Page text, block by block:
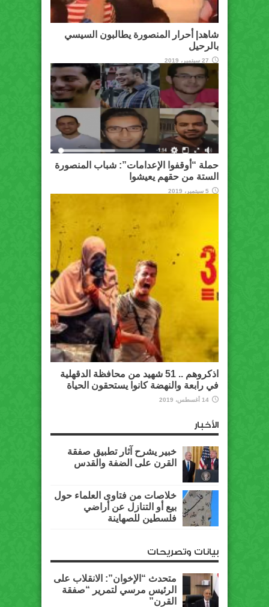
شاهد| أحرار المنصورة يطالبون السيسي
بالرحيل
27 سبتمبر، 2019
حملة “أوقفوا الإعدامات”: شباب المنصورة
الستة من حقهم يعيشوا
5 سبتمبر، 2019
اذكروهم .. 51 شهيد من محافظة الدقهلية
في رابعة والنهضة كانوا يستحقون الحياة
14 أغسطس، 2019
الأخبار
خبير يشرح آثار تطبيق صفقة
القرن على الضفة والقدس
خلاصات من فتاوى العلماء حول
بيع أو التنازل عن أراضي
فلسطين للصهاينة
بيانات وتصريحات
متحدث “الإخوان”: الانقلاب على
الرئيس مرسي لتمرير “صفقة
القرن”